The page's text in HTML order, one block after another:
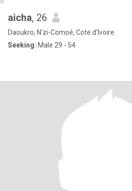
aicha, 26
Daoukro, N'zi-Comoé, Cote d'Ivoire
Seeking: Male 29 - 54